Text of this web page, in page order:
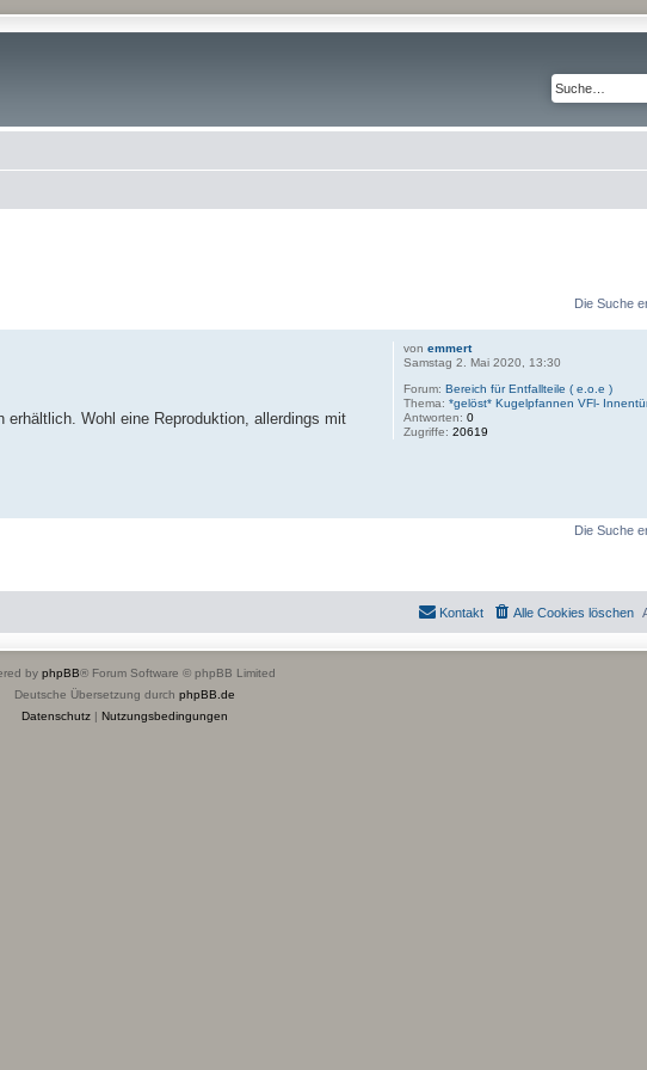
Die Suche
vonemmert
Samstag 2. Mai 2020, 13:30
Forum:Bereich für Entfallteile ( e.o.e )
Thema:*gelöst* Kugelpfannen VFl-
Antworten:0
Zugriffe:20619
erhältlich. Wohl eine Reproduktion, allerdings mit
Die Suche
Alle Cookies löschen
Kontakt
by phpBB® Forum Software © phpBB Limited
Deutsche Übersetzung durch phpBB.de
Datenschutz| Nutzungsbedingungen